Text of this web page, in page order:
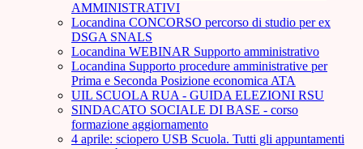
AMMINISTRATIVI
Locandina CONCORSO percorso di studio per ex
DSGA SNALS
Locandina WEBINAR Supporto amministrativo
Locandina Supporto procedure amministrative per
Prima e Seconda Posizione economica ATA
UIL SCUOLA RUA - GUIDA ELEZIONI RSU
SINDACATO SOCIALE DI BASE - corso
formazione aggiornamento
4 aprile: sciopero USB Scuola. Tutti gli appuntamenti